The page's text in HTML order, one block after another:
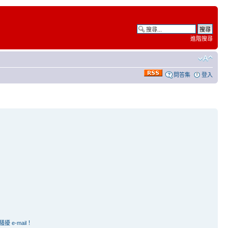
進階搜尋
問答集 登入
擾 e-mail！